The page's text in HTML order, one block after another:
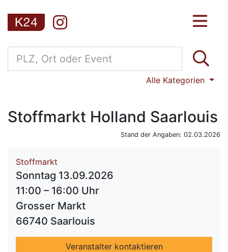
Alle Kategorien
Stoffmarkt Holland Saarlouis
Stand der Angaben: 02.03.2026
Stoffmarkt
Sonntag 13.09.2026
11:00 – 16:00 Uhr
Grosser Markt
66740 Saarlouis
Veranstalter kontaktieren